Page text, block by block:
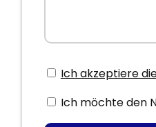
Ich akzeptiere
Ich möchte den